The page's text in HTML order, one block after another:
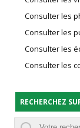
Consulter les
Consulter les
Consulter les
Consulter les
RECHERCHEZ